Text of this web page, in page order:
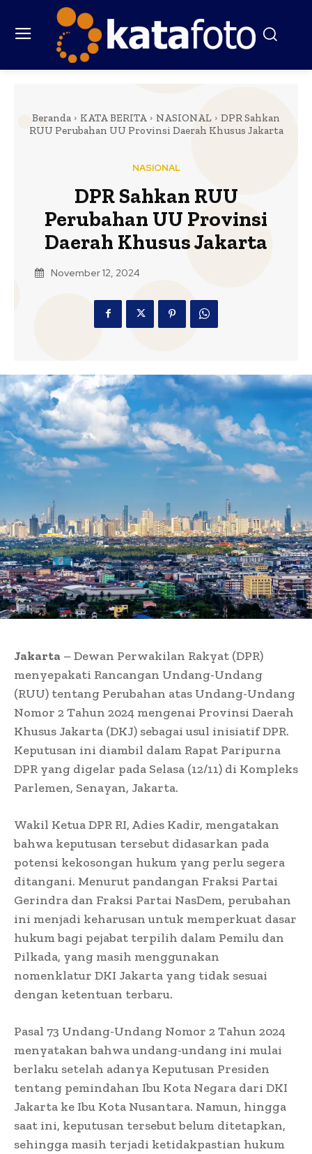
Beranda KATA BERITA NASIONAL
DPR Sahkan
RUU Perubahan UU Provinsi Daerah Khusus Jakarta
NASIONAL
DPR Sahkan RUU
Perubahan UU Provinsi
Daerah Khusus Jakarta
November 12, 2024
Jakarta – Dewan Perwakilan Rakyat (DPR)
menyepakati Rancangan Undang-Undang
(RUU) tentang Perubahan atas Undang-Undang
Nomor 2 Tahun 2024 mengenai Provinsi Daerah
Khusus Jakarta (DKJ) sebagai usul inisiatif DPR.
Keputusan ini diambil dalam Rapat Paripurna
DPR yang digelar pada Selasa (12/11) di Kompleks
Parlemen, Senayan, Jakarta.
Wakil Ketua DPR RI, Adies Kadir, mengatakan
bahwa keputusan tersebut didasarkan pada
potensi kekosongan hukum yang perlu segera
ditangani. Menurut pandangan Fraksi Partai
Gerindra dan Fraksi Partai NasDem, perubahan
ini menjadi keharusan untuk memperkuat dasar
hukum bagi pejabat terpilih dalam Pemilu dan
Pilkada, yang masih menggunakan
nomenklatur DKI Jakarta yang tidak sesuai
dengan ketentuan terbaru.
Pasal 73 Undang-Undang Nomor 2 Tahun 2024
menyatakan bahwa undang-undang ini mulai
berlaku setelah adanya Keputusan Presiden
tentang pemindahan Ibu Kota Negara dari DKI
Jakarta ke Ibu Kota Nusantara. Namun, hingga
saat ini, keputusan tersebut belum ditetapkan,
sehingga masih terjadi ketidakpastian hukum